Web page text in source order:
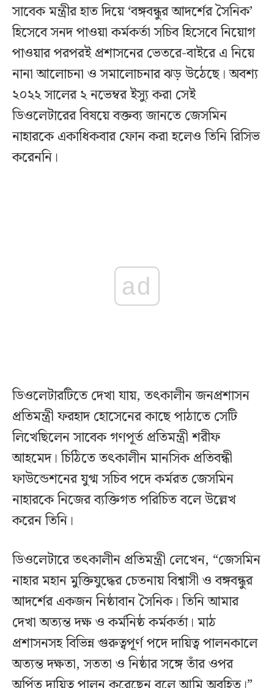
সাবেক মন্ত্রীর হাত দিয়ে ‘বঙ্গবন্ধুর আদর্শের সৈনিক’
হিসেবে সনদ পাওয়া কর্মকর্তা সচিব হিসেবে নিয়োগ
পাওয়ার পরপরই প্রশাসনের ভেতরে-বাইরে এ নিয়ে
নানা আলোচনা ও সমালোচনার ঝড় উঠেছে। অবশ্য
২০২২ সালের ২ নভেম্বর ইস্যু করা সেই
ডিওলেটারের বিষয়ে বক্তব্য জানতে জেসমিন
নাহারকে একাধিকবার ফোন করা হলেও তিনি রিসিভ
করেননি।
ad
ডিওলেটারটিতে দেখা যায়, তৎকালীন জনপ্রশাসন
প্রতিমন্ত্রী ফরহাদ হোসেনের কাছে পাঠাতে সেটি
লিখেছিলেন সাবেক গণপূর্ত প্রতিমন্ত্রী শরীফ
আহমেদ। চিঠিতে তৎকালীন মানসিক প্রতিবন্ধী
ফাউন্ডেশনের যুগ্ম সচিব পদে কর্মরত জেসমিন
নাহারকে নিজের ব্যক্তিগত পরিচিত বলে উল্লেখ
করেন তিনি।
ডিওলেটারে তৎকালীন প্রতিমন্ত্রী লেখেন, “জেসমিন
নাহার মহান মুক্তিযুদ্ধের চেতনায় বিশ্বাসী ও বঙ্গবন্ধুর
আদর্শের একজন নিষ্ঠাবান সৈনিক। তিনি আমার
দেখা অত্যন্ত দক্ষ ও কর্মনিষ্ঠ কর্মকর্তা। মাঠ
প্রশাসনসহ বিভিন্ন গুরুত্বপূর্ণ পদে দায়িত্ব পালনকালে
অত্যন্ত দক্ষতা, সততা ও নিষ্ঠার সঙ্গে তাঁর ওপর